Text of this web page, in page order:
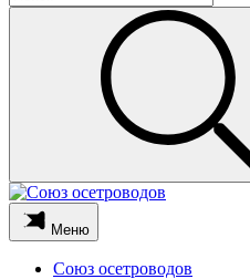
Меню
Союз осетроводов